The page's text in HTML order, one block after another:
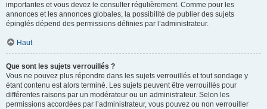
importantes et vous devez le consulter régulièrement. Comme pour les
annonces et les annonces globales, la possibilité de publier des sujets
épinglés dépend des permissions définies par l’administrateur.
Haut
Que sont les sujets verrouillés ?
Vous ne pouvez plus répondre dans les sujets verrouillés et tout sondage y
étant contenu est alors terminé. Les sujets peuvent être verrouillés pour
différentes raisons par un modérateur ou un administrateur. Selon les
permissions accordées par l’administrateur, vous pouvez ou non verrouiller